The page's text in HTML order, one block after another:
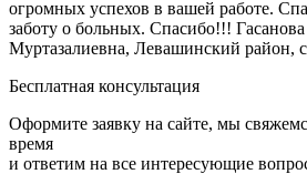
огромных успехов в вашей работе.
заботу о больных. Спасибо!!!
Муртазалиевна, Левашинский район,
Бесплатная консультация
Оформите заявку на сайте, мы
время
и ответим на все интересующие